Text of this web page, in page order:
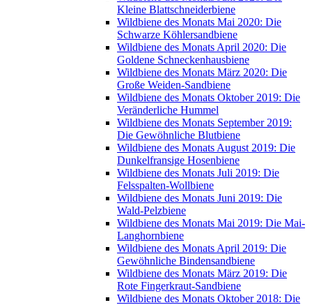
Kleine Blattschneiderbiene
Wildbiene des Monats Mai 2020: Die
Schwarze Köhlersandbiene
Wildbiene des Monats April 2020: Die
Goldene Schneckenhausbiene
Wildbiene des Monats März 2020: Die
Große Weiden-Sandbiene
Wildbiene des Monats Oktober 2019: Die
Veränderliche Hummel
Wildbiene des Monats September 2019:
Die Gewöhnliche Blutbiene
Wildbiene des Monats August 2019: Die
Dunkelfransige Hosenbiene
Wildbiene des Monats Juli 2019: Die
Felsspalten-Wollbiene
Wildbiene des Monats Juni 2019: Die
Wald-Pelzbiene
Wildbiene des Monats Mai 2019: Die Mai-
Langhornbiene
Wildbiene des Monats April 2019: Die
Gewöhnliche Bindensandbiene
Wildbiene des Monats März 2019: Die
Rote Fingerkraut-Sandbiene
Wildbiene des Monats Oktober 2018: Die